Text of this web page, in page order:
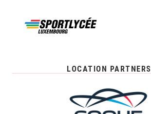
LOCATION PARTNERS